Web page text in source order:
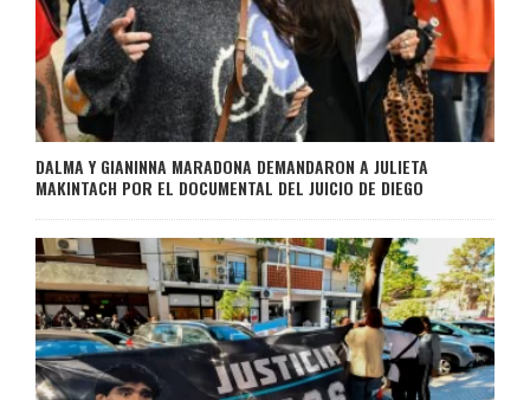
DALMA Y GIANINNA MARADONA DEMANDARON A JULIETA
MAKINTACH POR EL DOCUMENTAL DEL JUICIO DE DIEGO